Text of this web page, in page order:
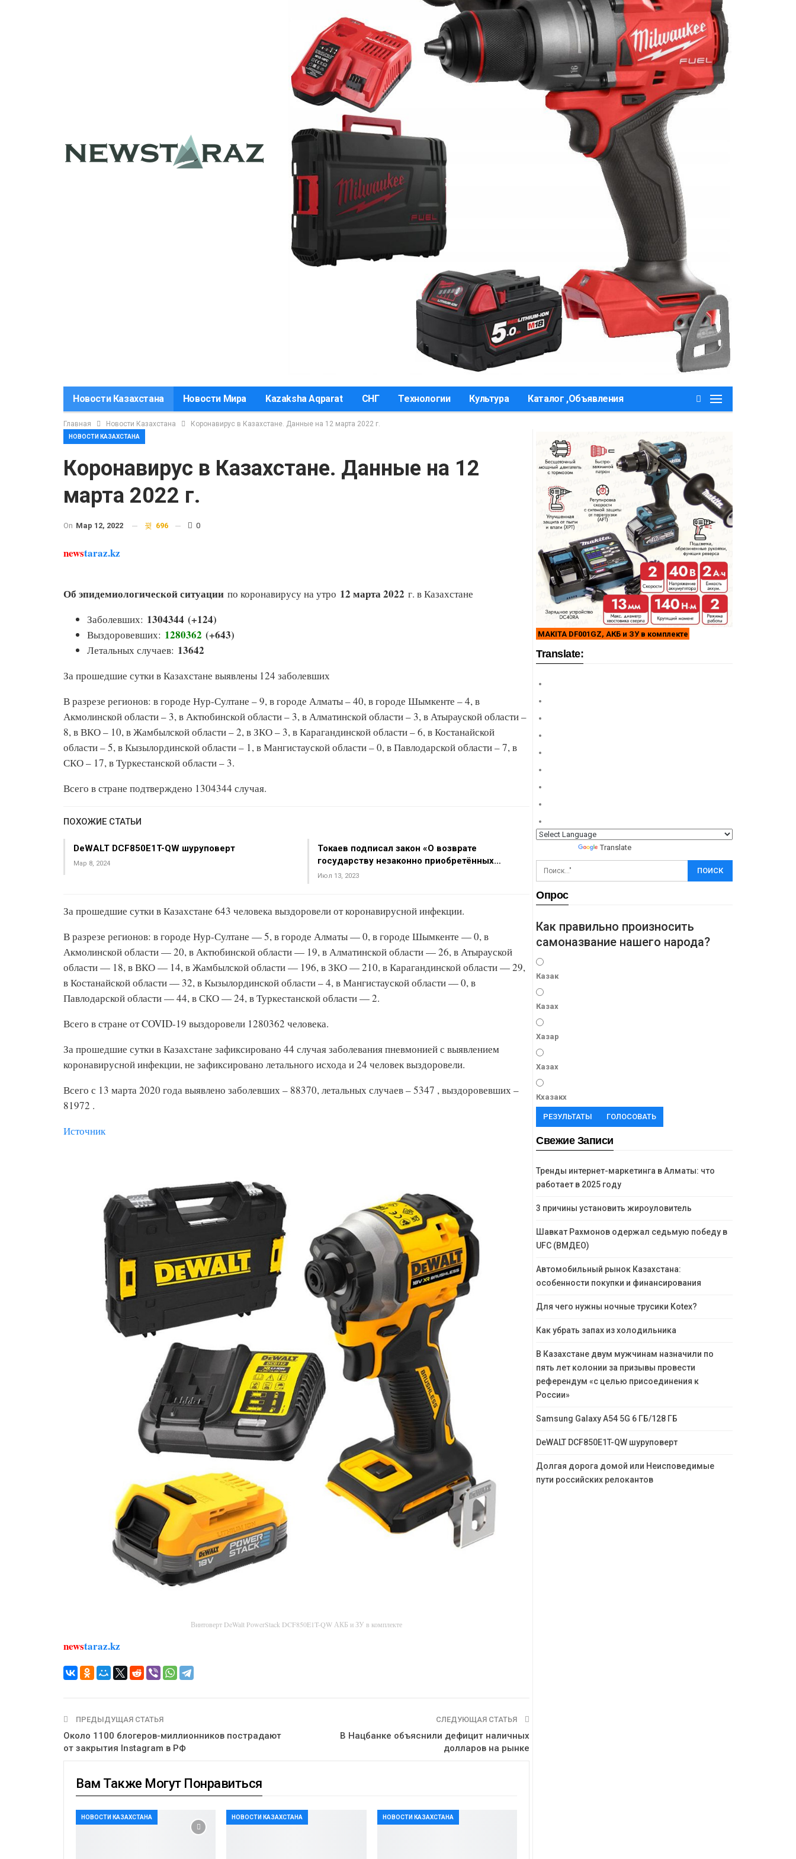
Новости Казахстана Новости Мира Kazaksha Aqparat СНГ Технологии Культура Каталог ,Объявления
Главная Новости Казахстана Коронавирус в Казахстане. Данные на 12 марта 2022 г.
НОВОСТИ КАЗАХСТАНА
Коронавирус в Казахстане. Данные на 12
марта 2022 г.
On Мар 12, 2022 696 0
newstaraz.kz
Об эпидемиологической ситуации по коронавирусу на утро 12 марта 2022 г. в Казахстане
Заболевших: 1304344 (+124)
Выздоровевших: 1280362 (+643)
Летальных случаев: 13642
За прошедшие сутки в Казахстане выявлены 124 заболевших
В разрезе регионов: в городе Нур-Султане – 9, в городе Алматы – 40, в городе Шымкенте – 4, в
Акмолинской области – 3, в Актюбинской области – 3, в Алматинской области – 3, в Атырауской области –
8, в ВКО – 10, в Жамбылской области – 2, в ЗКО – 3, в Карагандинской области – 6, в Костанайской
области – 5, в Кызылординской области – 1, в Мангистауской области – 0, в Павлодарской области – 7, в
СКО – 17, в Туркестанской области – 3.
Всего в стране подтверждено 1304344 случая.
ПОХОЖИЕ СТАТЬИ
DeWALT DCF850E1T-QW шуруповерт
Мар 8, 2024
Токаев подписал закон «О возврате
государству незаконно приобретённых…
Июл 13, 2023
За прошедшие сутки в Казахстане 643 человека выздоровели от коронавирусной инфекции.
В разрезе регионов: в городе Нур-Султане — 5, в городе Алматы — 0, в городе Шымкенте — 0, в
Акмолинской области — 20, в Актюбинской области — 19, в Алматинской области — 26, в Атырауской
области — 18, в ВКО — 14, в Жамбылской области — 196, в ЗКО — 210, в Карагандинской области — 29,
в Костанайской области — 32, в Кызылординской области – 4, в Мангистауской области — 0, в
Павлодарской области — 44, в СКО — 24, в Туркестанской области — 2.
Всего в стране от COVID-19 выздоровели 1280362 человека.
За прошедшие сутки в Казахстане зафиксировано 44 случая заболевания пневмонией с выявлением
коронавирусной инфекции, не зафиксировано летального исхода и 24 человек выздоровели.
Всего с 13 марта 2020 года выявлено заболевших – 88370, летальных случаев – 5347 , выздоровевших –
81972 .
Источник
Винтоверт DeWalt PowerStack DCF850E1T-QW АКБ и ЗУ в комплекте
newstaraz.kz
ПРЕДЫДУЩАЯ СТАТЬЯ
Около 1100 блогеров-миллионников пострадают
от закрытия Instagram в РФ
СЛЕДУЮЩАЯ СТАТЬЯ
В Нацбанке объяснили дефицит наличных
долларов на рынке
Вам Также Могут Понравиться
НОВОСТИ КАЗАХСТАНА НОВОСТИ КАЗАХСТАНА НОВОСТИ КАЗАХСТАНА
MAKITA DF001GZ, АКБ и ЗУ в комплекте
Translate:
Translate
Опрос
Как правильно произносить
самоназвание нашего народа?
Казак
Казах
Хазар
Хазах
Кхазакх
РЕЗУЛЬТАТЫ ГОЛОСОВАТЬ
Свежие Записи
Тренды интернет-маркетинга в Алматы: что
работает в 2025 году
3 причины установить жироуловитель
Шавкат Рахмонов одержал седьмую победу в
UFC (ВМДЕО)
Автомобильный рынок Казахстана:
особенности покупки и финансирования
Для чего нужны ночные трусики Kotex?
Как убрать запах из холодильника
В Казахстане двум мужчинам назначили по
пять лет колонии за призывы провести
референдум «с целью присоединения к
России»
Samsung Galaxy A54 5G 6 ГБ/128 ГБ
DeWALT DCF850E1T-QW шуруповерт
Долгая дорога домой или Неисповедимые
пути российских релокантов